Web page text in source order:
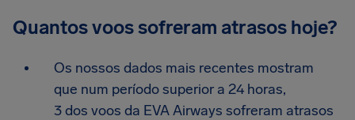
Quantos voos sofreram atrasos hoje?
Os nossos dados mais recentes mostram
que num período superior a 24 horas,
3 dos voos da EVA Airways sofreram atrasos